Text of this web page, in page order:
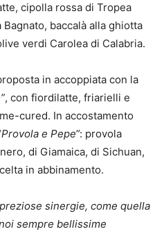
cipolla rossa di Tropea
Bagnato, baccalà alla ghiotta
verdi Carolea di Calabria.
in accoppiata con la
, con fiordilatte, friarielli e
cured. In accostamento
Provola e Pepe”: provola
di Giamaica, di Sichuan,
in abbinamento.
sinergie, come quella
sempre bellissime